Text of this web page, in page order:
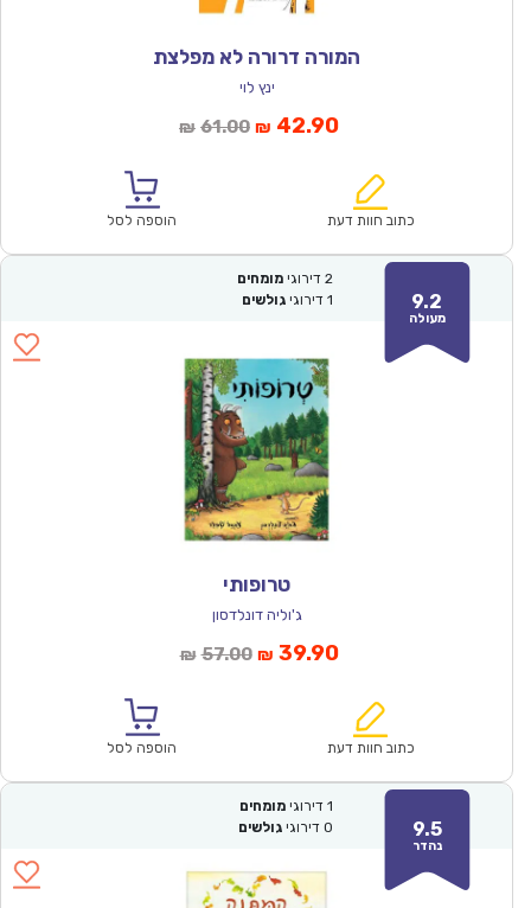
המורה דרורה לא מפלצת
ינץ לוי
₪ 61.00המחיר
₪61.00.
₪ 42.90המחיר
הוא:
כתוב חוות דעת הוספה לסל
9.2
מעולה
2 דירוגי מומחים
1 דירוגי גולשים
טרופותי
ג'וליה דונלדסון
₪ 57.00המחיר
₪57.00.
₪ 39.90המחיר
הוא:
כתוב חוות דעת הוספה לסל
9.5
נהדר
1 דירוגי מומחים
0 דירוגי גולשים